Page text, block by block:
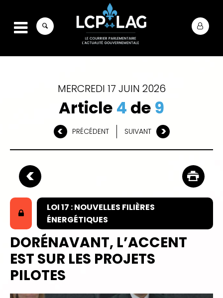
MERCREDI 17 JUIN 2026
Article 4 de 9
PRÉCÉDENT SUIVANT
LOI 17 : NOUVELLES FILIÈRES
ÉNERGÉTIQUES
DORÉNAVANT, L’ACCENT
EST SUR LES PROJETS
PILOTES